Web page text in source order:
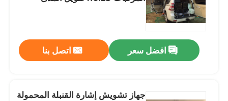
افضل سعر اتصل بنا
جهاز تشويش إشارة القنبلة المحمولة